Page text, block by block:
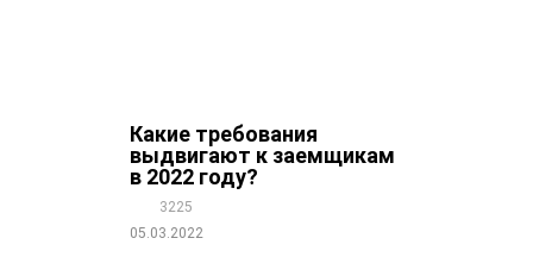
Какие требования
выдвигают к заемщикам
в 2022 году?
3225
05.03.2022